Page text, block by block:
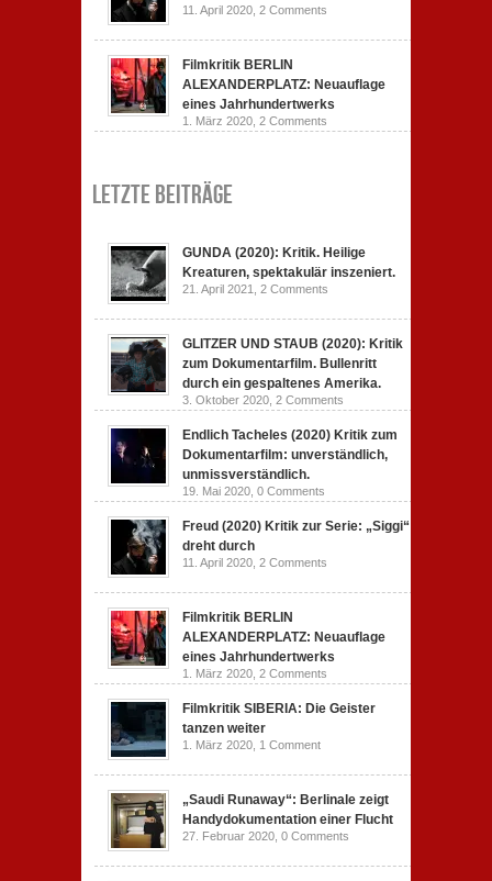
11. April 2020, 2 Comments
Filmkritik BERLIN
ALEXANDERPLATZ: Neuauflage
eines Jahrhundertwerks
1. März 2020, 2 Comments
Letzte Beiträge
GUNDA (2020): Kritik. Heilige
Kreaturen, spektakulär inszeniert.
21. April 2021, 2 Comments
GLITZER UND STAUB (2020): Kritik
zum Dokumentarfilm. Bullenritt
durch ein gespaltenes Amerika.
3. Oktober 2020, 2 Comments
Endlich Tacheles (2020) Kritik zum
Dokumentarfilm: unverständlich,
unmissverständlich.
19. Mai 2020, 0 Comments
Freud (2020) Kritik zur Serie: „Siggi“
dreht durch
11. April 2020, 2 Comments
Filmkritik BERLIN
ALEXANDERPLATZ: Neuauflage
eines Jahrhundertwerks
1. März 2020, 2 Comments
Filmkritik SIBERIA: Die Geister
tanzen weiter
1. März 2020, 1 Comment
„Saudi Runaway“: Berlinale zeigt
Handydokumentation einer Flucht
27. Februar 2020, 0 Comments